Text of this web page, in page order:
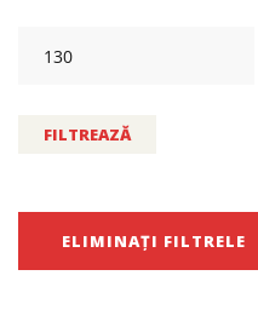
FILTREAZĂ
ELIMINAȚI FILTRELE